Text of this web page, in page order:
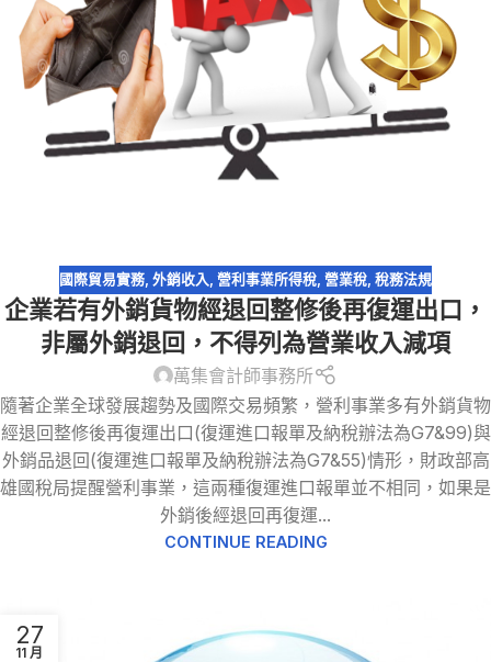
國際貿易實務, 外銷收入, 營利事業所得稅, 營業稅, 稅務法規
企業若有外銷貨物經退回整修後再復運出口，
非屬外銷退回，不得列為營業收入減項
萬集會計師事務所
隨著企業全球發展趨勢及國際交易頻繁，營利事業多有外銷貨物
經退回整修後再復運出口(復運進口報單及納稅辦法為G7&99)與
外銷品退回(復運進口報單及納稅辦法為G7&55)情形，財政部高
雄國稅局提醒營利事業，這兩種復運進口報單並不相同，如果是
外銷後經退回再復運...
CONTINUE READING
27
11 月